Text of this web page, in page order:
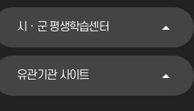
시ㆍ군 평생학습센터
유관기관 사이트